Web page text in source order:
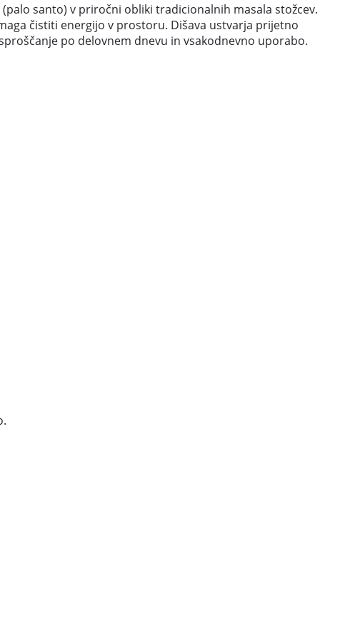
santo) v priročni obliki tradicionalnih masala stožcev.
čistiti energijo v prostoru. Dišava ustvarja prijetno
po delovnem dnevu in vsakodnevno uporabo.